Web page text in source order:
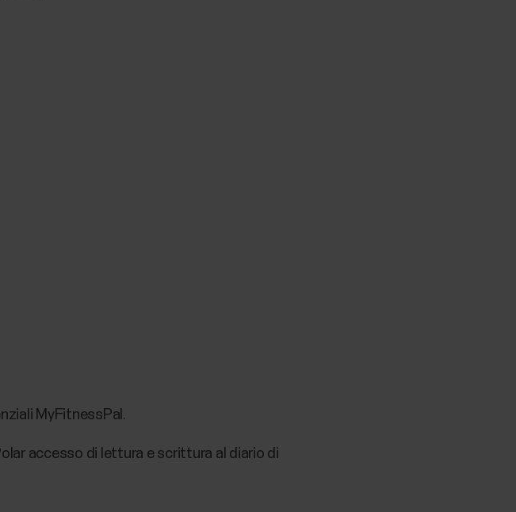
MyFitnessPal.
accesso di lettura e scrittura al diario di